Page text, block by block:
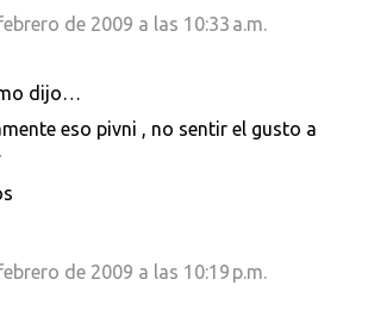
de 2009 a las 10:33 a.m.
dijo…
eso pivni , no sentir el gusto a
de 2009 a las 10:19 p.m.